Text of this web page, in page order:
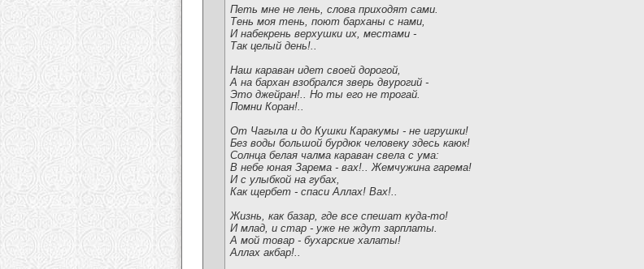
Петь мне не лень, слова приходят сами.
Тень моя тень, поют барханы с нами,
И набекрень верхушки их, местами -
Так целый день!..
Наш караван идет своей дорогой,
А на бархан взобрался зверь двурогий -
Это джейран!.. Но ты его не трогай.
Помни Коран!..
От Чагыла и до Кушки Каракумы - не игрушки!
Без воды большой бурдюк человеку здесь каюк!
Солнца белая чалма караван свела с ума:
В небе юная Зарема - вах!.. Жемчужина гарема!
И с улыбкой на губах,
Как щербет - спаси Аллах! Вах!..
Жизнь, как базар, где все спешат куда-то!
И млад, и стар - уже не ждут зарплаты.
А мой товар - бухарские халаты!
Аллах акбар!..